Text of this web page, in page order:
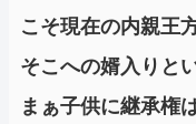
こそ現在の内親王
そこへの婿入りと
まぁ子供に継承権